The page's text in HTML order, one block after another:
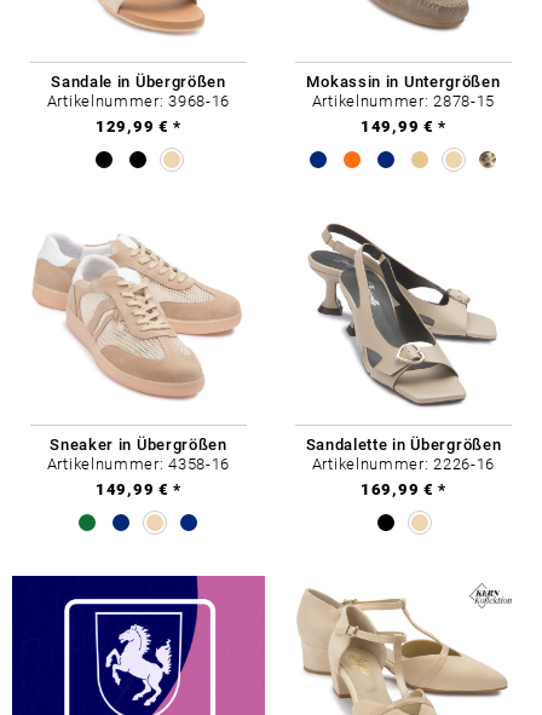
Sandale in Übergrößen
Artikelnummer: 3968-16
129,99 € *
Mokassin in Untergrößen
Artikelnummer: 2878-15
149,99 € *
Sneaker in Übergrößen
Artikelnummer: 4358-16
149,99 € *
Sandalette in Übergrößen
Artikelnummer: 2226-16
169,99 € *